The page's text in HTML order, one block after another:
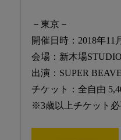
－東京－
開催日時：2018年11
会場：新木場
出演：SUPER
チケット：全自由
※3歳以上チケット